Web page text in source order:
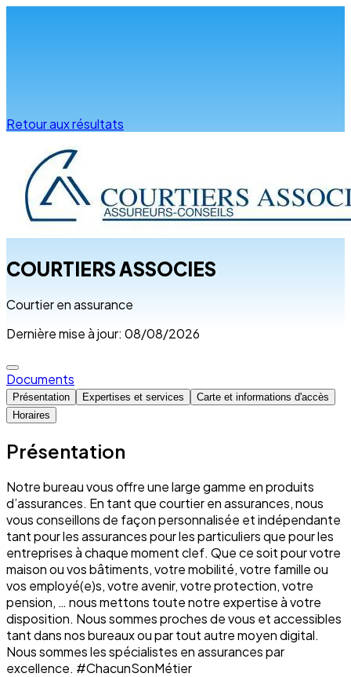
Retour aux résultats
COURTIERS ASSOCIES
Courtier en assurance
Dernière mise à jour: 08/08/2026
Documents
Présentation Expertises et services
Carte et informations d'accès
Horaires
Présentation
Notre bureau vous offre une large gamme en produits
d’assurances. En tant que courtier en assurances, nous
vous conseillons de façon personnalisée et indépendante
tant pour les assurances pour les particuliers que pour les
entreprises à chaque moment clef. Que ce soit pour votre
maison ou vos bâtiments, votre mobilité, votre famille ou
vos employé(e)s, votre avenir, votre protection, votre
pension, … nous mettons toute notre expertise à votre
disposition. Nous sommes proches de vous et accessibles
tant dans nos bureaux ou par tout autre moyen digital.
Nous sommes les spécialistes en assurances par
excellence. #ChacunSonMétier